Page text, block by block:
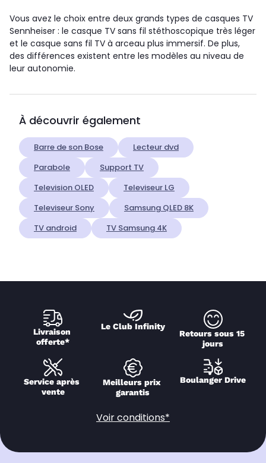
Vous avez le choix entre deux grands types de casques TV
Sennheiser : le casque TV sans fil stéthoscopique très léger
et le casque sans fil TV à arceau plus immersif. De plus,
des différences existent entre les modèles au niveau de
leur autonomie.
À découvrir également
Barre de son Bose
Lecteur dvd
Parabole
Support TV
Television OLED
Televiseur LG
Televiseur Sony
Samsung QLED 8K
TV android
TV Samsung 4K
Livraison
offerte*
Le Club Infinity
Retours sous 15
jours
Service après
vente
Meilleurs prix
garantis
Boulanger Drive
Voir conditions*